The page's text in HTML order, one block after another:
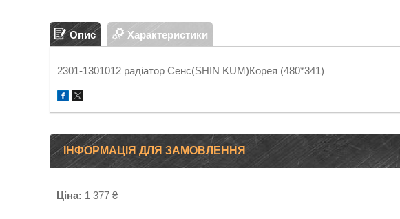
Опис Характеристики
2301-1301012 радіатор Сенс(SHIN KUM)Корея (480*341)
ІНФОРМАЦІЯ ДЛЯ ЗАМОВЛЕННЯ
Ціна: 1 377 ₴